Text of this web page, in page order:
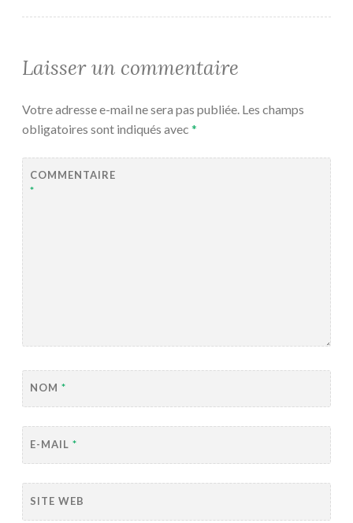
Laisser un commentaire
Votre adresse e-mail ne sera pas publiée. Les champs
obligatoires sont indiqués avec *
COMMENTAIRE
*
NOM *
E-MAIL *
SITE WEB